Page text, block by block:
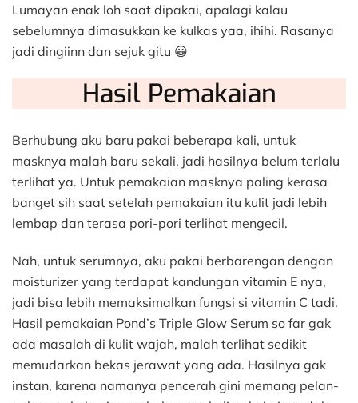
Lumayan enak loh saat dipakai, apalagi kalau
sebelumnya dimasukkan ke kulkas yaa, ihihi. Rasanya
jadi dingiinn dan sejuk gitu 😀
Hasil Pemakaian
Berhubung aku baru pakai beberapa kali, untuk
masknya malah baru sekali, jadi hasilnya belum terlalu
terlihat ya. Untuk pemakaian masknya paling kerasa
banget sih saat setelah pemakaian itu kulit jadi lebih
lembap dan terasa pori-pori terlihat mengecil.
Nah, untuk serumnya, aku pakai berbarengan dengan
moisturizer yang terdapat kandungan vitamin E nya,
jadi bisa lebih memaksimalkan fungsi si vitamin C tadi.
Hasil pemakaian Pond’s Triple Glow Serum so far gak
ada masalah di kulit wajah, malah terlihat sedikit
memudarkan bekas jerawat yang ada. Hasilnya gak
instan, karena namanya pencerah gini memang pelan-